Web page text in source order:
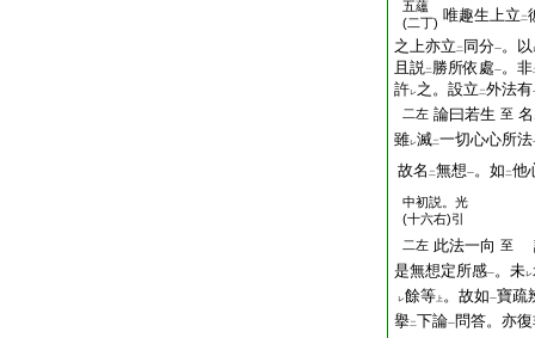
五蘊
(二丁) 唯趣生上立 二
之上亦立 二 同分一。以
且説二 勝所依處一。非
許レ之。設立 二外法有
二左 論曰若生 至
雖レ滅二一切心心所法
故名 二無想一。如 二他
中初説。光
(十六右)引
二左 此法一向 至
是無想定所感一。未レ
レ餘等 上 。故如一寶疏
擧二下論一問答。亦